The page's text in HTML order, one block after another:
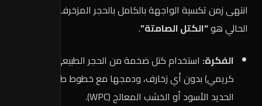
انتهى زمن تكسية الواجهة بالكامل بالحجر المزخرف. الاتجاه
الحالي هو“الكتل الصامتة”.
الفكرة: استخدام كتل ضخمة من الحجر الطبيعي (نساح أو
كريمي) بدون أي زخارف، ودمجها مع خطوط طولية من
الحديد الأسود أو الخشب المعالج (WPC).